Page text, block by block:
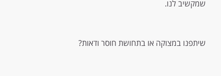
שמקשיב לנו.
שיתפנו במצוקה או בתחושת חוסר ודאות?